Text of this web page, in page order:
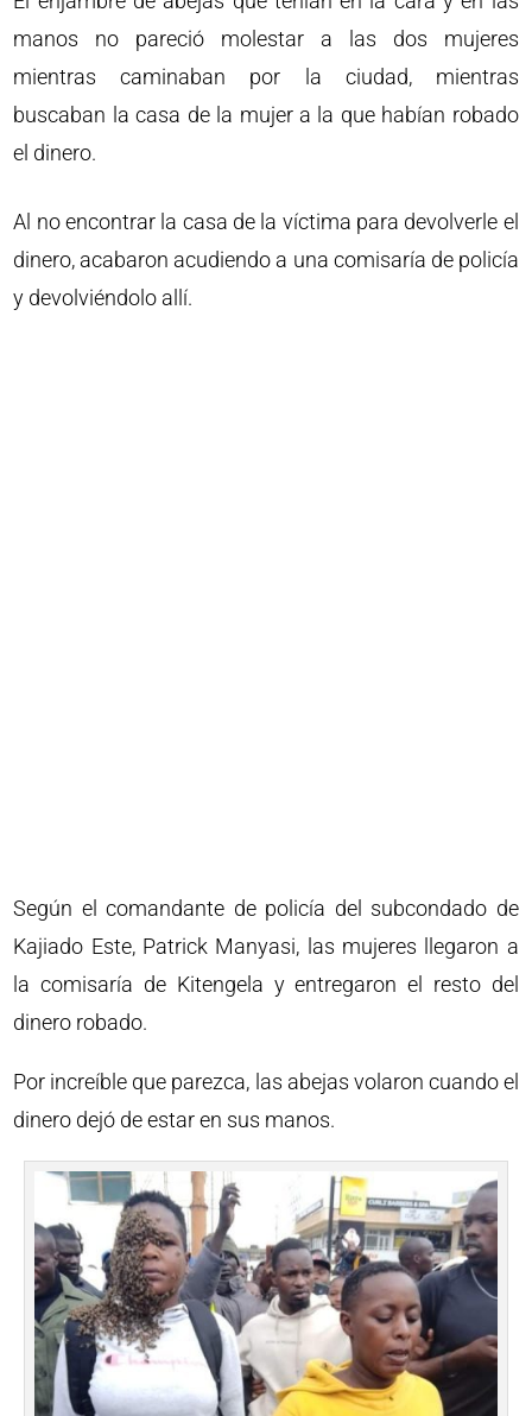
manos no pareció molestar a las dos mujeres
mientras caminaban por la ciudad, mientras
buscaban la casa de la mujer a la que habían robado
el dinero.
Al no encontrar la casa de la víctima para devolverle el
dinero, acabaron acudiendo a una comisaría de policía
y devolviéndolo allí.
Según el comandante de policía del subcondado de
Kajiado Este, Patrick Manyasi, las mujeres llegaron a
la comisaría de Kitengela y entregaron el resto del
dinero robado.
Por increíble que parezca, las abejas volaron cuando el
dinero dejó de estar en sus manos.